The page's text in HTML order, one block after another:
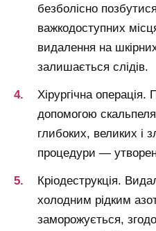
безболісно
важкодоступних
видалення на
залишається слідів.
Хірургічна
допомогою
глибоких, великих і
процедури —
Кріодеструкція.
холодним рідким
заморожується,